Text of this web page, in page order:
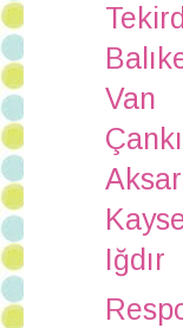
Van
Iğdır